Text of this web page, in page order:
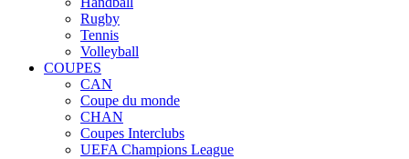
Rugby
Tennis
Volleyball
COUPES
CAN
Coupe du monde
CHAN
Coupes Interclubs
UEFA Champions League